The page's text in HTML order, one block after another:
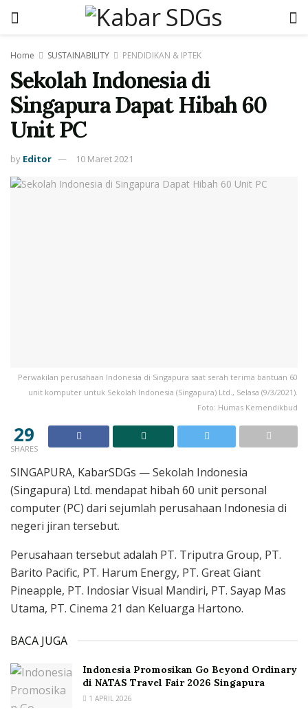
Home SUSTAINABILITY PENDIDIKAN & IPTEK
Sekolah Indonesia di
Singapura Dapat Hibah 60
Unit PC
by Editor 10 Maret 2021
Perwakilan perusahaan Indonesia di Singapura saat serah terima bantuan 60
unit komputer untuk Sekolah Indonesia (Singapura) Ltd., Selasa (9/3/2021).
Foto: Humas Kemendikbud
29
SHARES
SINGAPURA, KabarSDGs — Sekolah Indonesia
(Singapura) Ltd. mendapat hibah 60 unit personal
computer (PC) dari sejumlah perusahaan Indonesia di
negeri jiran tersebut.
Perusahaan tersebut adalah PT. Triputra Group, PT.
Barito Pacific, PT. Harum Energy, PT. Great Giant
Pineapple, PT. Indosiar Visual Mandiri, PT. Sayap Mas
Utama, PT. Cinema 21 dan Keluarga Hartono.
BACA JUGA
Indonesia Promosikan Go Beyond Ordinary
di NATAS Travel Fair 2026 Singapura
1 APRIL 2026